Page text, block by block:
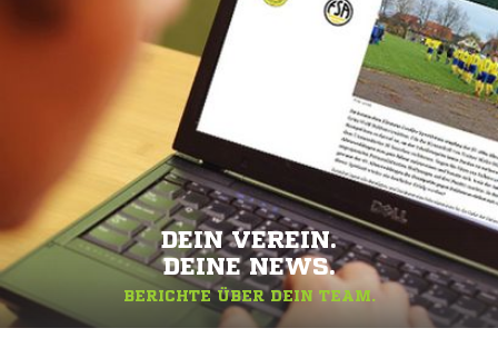
DEIN VEREIN.
DEINE NEWS.
BERICHTE ÜBER DEIN TEAM.